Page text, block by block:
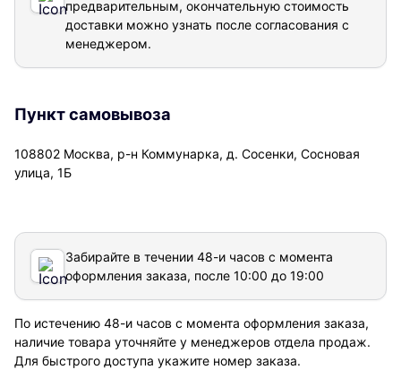
предварительным, окончательную стоимость
доставки можно узнать после согласования с
менеджером.
Пункт самовывоза
108802 Москва, р-н Коммунарка, д. Сосенки, Сосновая
улица, 1Б
Забирайте в течении 48-и часов с момента
оформления заказа, после 10:00 до 19:00
По истечению 48-и часов с момента оформления заказа,
наличие товара уточняйте у менеджеров отдела продаж.
Для быстрого доступа укажите номер заказа.